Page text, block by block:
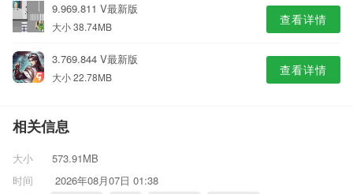
9.969.811 V最新版
大小 38.74MB 查看详情
3.769.844 V最新版
大小 22.78MB 查看详情
相关信息
大小
573.91MB
时间
2026年08月07日 01:38